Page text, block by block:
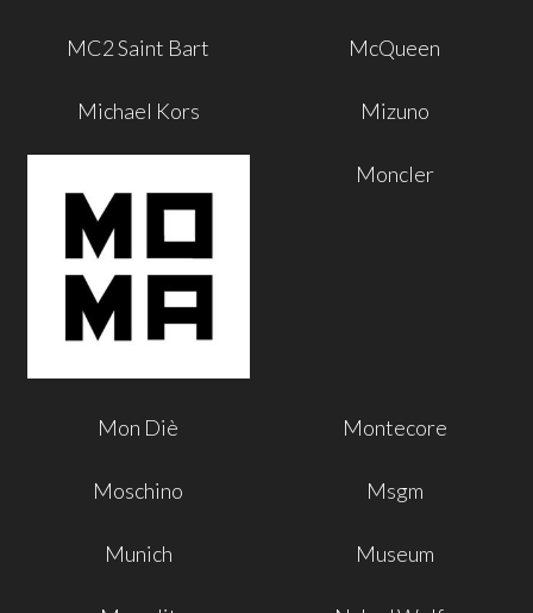
MC2 Saint Bart McQueen
Michael Kors Mizuno
Moncler
Mon Diè Montecore
Moschino Msgm
Munich Museum